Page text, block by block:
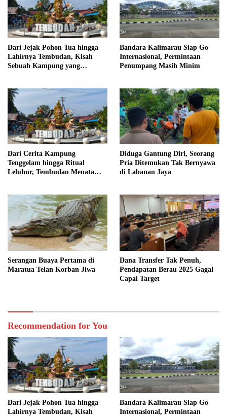
Dari Jejak Pohon Tua hingga
Lahirnya Tembudan, Kisah
Sebuah Kampung yang
Bandara Kalimarau Siap Go
Internasional, Permintaan
Penumpang Masih Minim
Dari Cerita Kampung
Tenggelam hingga Ritual
Leluhur, Tembudan Menata
Diduga Gantung Diri, Seorang
Pria Ditemukan Tak Bernyawa
di Labanan Jaya
Serangan Buaya Pertama di
Maratua Telan Korban Jiwa
Dana Transfer Tak Penuh,
Pendapatan Berau 2025 Gagal
Capai Target
Recommendation for You
Dari Jejak Pohon Tua hingga
Lahirnya Tembudan, Kisah
Bandara Kalimarau Siap Go
Internasional, Permintaan